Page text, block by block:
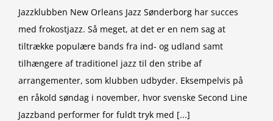
Jazzklubben New Orleans Jazz Sønderborg har succes
med frokostjazz. Så meget, at det er en nem sag at
tiltrække populære bands fra ind- og udland samt
tilhængere af traditionel jazz til den stribe af
arrangementer, som klubben udbyder. Eksempelvis på
en råkold søndag i november, hvor svenske Second Line
Jazzband performer for fuldt tryk med [...]